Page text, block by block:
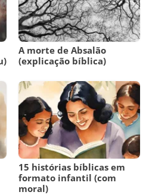
A morte de Absalão
(explicação bíblica)
15 histórias bíblicas em
formato infantil (com
moral)